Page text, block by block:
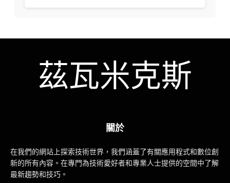
茲瓦米克斯
關於
在我們的網站上探索技術世界，我們涵蓋了有關應用程式和數位創
新的所有內容。在專門為技術愛好者和專業人士提供的空間中了解
最新趨勢和技巧。